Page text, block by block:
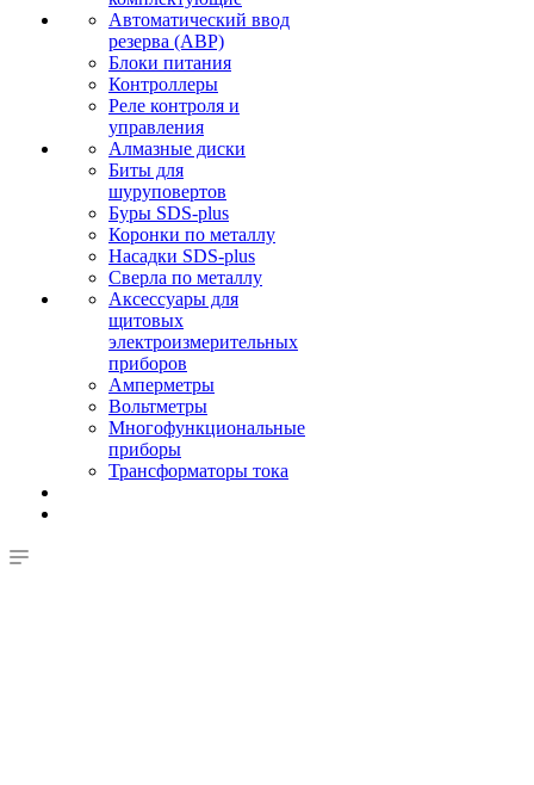
Автоматический ввод
резерва (АВР)
Блоки питания
Контроллеры
Реле контроля и
управления
Алмазные диски
Биты для
шуруповертов
Буры SDS-plus
Коронки по металлу
Насадки SDS-plus
Сверла по металлу
Аксессуары для
щитовых
электроизмерительных
приборов
Амперметры
Вольтметры
Многофункциональные
приборы
Трансформаторы тока